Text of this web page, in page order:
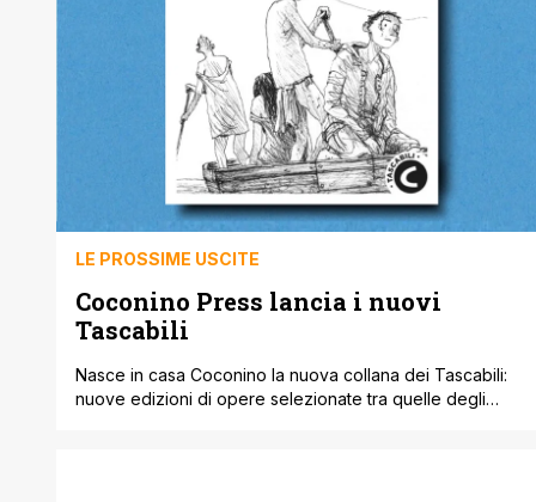
LE PROSSIME USCITE
Coconino Press lancia i nuovi
Tascabili
Nasce in casa Coconino la nuova collana dei Tascabili:
nuove edizioni di opere selezionate tra quelle degli